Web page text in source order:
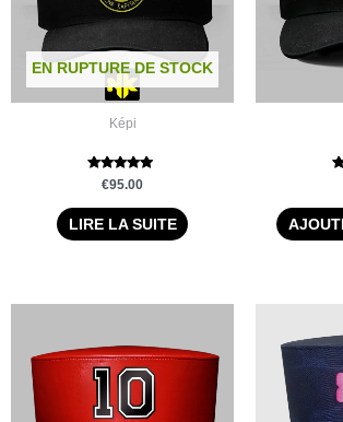
EN RUPTURE DE STOCK
Képi
Note
4.88
sur 5
€95.00
LIRE LA SUITE